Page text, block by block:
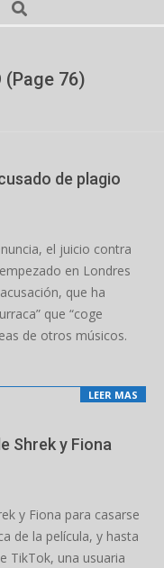
Search
(Page 76)
de plagio
el juicio contra
en Londres
que ha
que “coge
de otros músicos.
LEER MAS
Shrek y Fiona
y Fiona para casarse
de la película, y hasta
TikTok, una usuaria